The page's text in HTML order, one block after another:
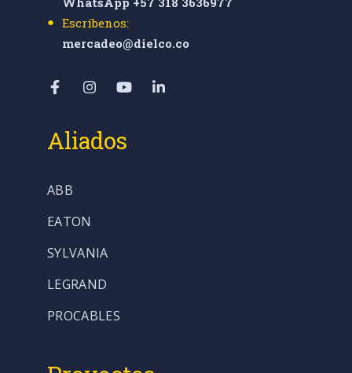
Escríbenos:
mercadeo@dielco.co
Aliados
ABB
EATON
SYLVANIA
LEGRAND
PROCABLES